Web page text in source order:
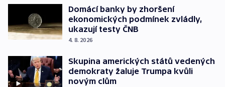
Domácí banky by zhoršení
ekonomických podmínek zvládly,
ukazují testy ČNB
4. 8. 2026
Skupina amerických států vedených
demokraty žaluje Trumpa kvůli
novým clům